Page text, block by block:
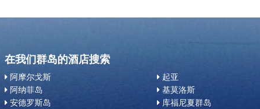
在我们群岛的酒店搜索
阿摩尔戈斯
阿纳菲岛
安德罗斯岛
起亚
基莫洛斯
库福尼夏群岛